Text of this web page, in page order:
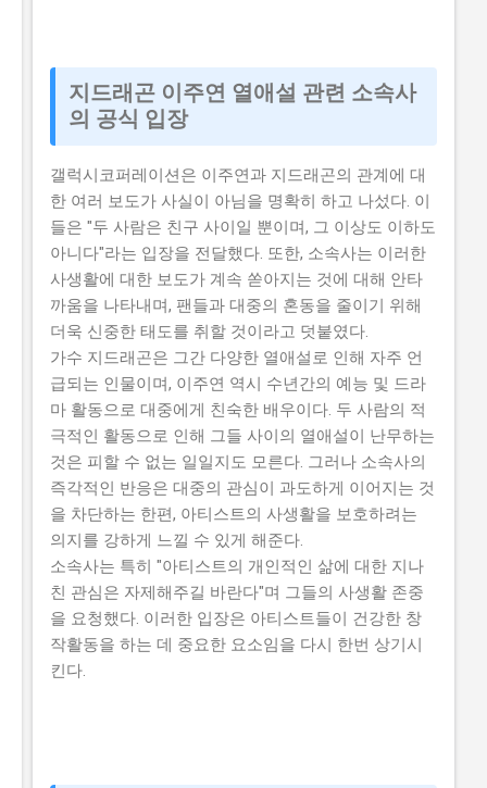
원은 100개사 입니다. 경쟁률은 10:1 로 높습니다. 유사 사
업과 비교 (예비 초기 등 구체적 차이점) 2026년 -브랜드
챌린지 참여기업 모집 연장 공고와 유사한 사업으...
지드래곤 이주연 열애설 관련 소속사
의 공식 입장
갤럭시코퍼레이션은 이주연과 지드래곤의 관계에 대
한 여러 보도가 사실이 아님을 명확히 하고 나섰다. 이
들은 "두 사람은 친구 사이일 뿐이며, 그 이상도 이하도
아니다"라는 입장을 전달했다. 또한, 소속사는 이러한
사생활에 대한 보도가 계속 쏟아지는 것에 대해 안타
까움을 나타내며, 팬들과 대중의 혼동을 줄이기 위해
더욱 신중한 태도를 취할 것이라고 덧붙였다.
가수 지드래곤은 그간 다양한 열애설로 인해 자주 언
급되는 인물이며, 이주연 역시 수년간의 예능 및 드라
마 활동으로 대중에게 친숙한 배우이다. 두 사람의 적
극적인 활동으로 인해 그들 사이의 열애설이 난무하는
것은 피할 수 없는 일일지도 모른다. 그러나 소속사의
즉각적인 반응은 대중의 관심이 과도하게 이어지는 것
을 차단하는 한편, 아티스트의 사생활을 보호하려는
의지를 강하게 느낄 수 있게 해준다.
소속사는 특히 "아티스트의 개인적인 삶에 대한 지나
친 관심은 자제해주길 바란다"며 그들의 사생활 존중
을 요청했다. 이러한 입장은 아티스트들이 건강한 창
작활동을 하는 데 중요한 요소임을 다시 한번 상기시
킨다.